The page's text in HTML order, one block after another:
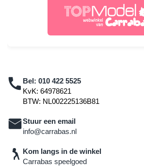
Bel: 010 422 5525
KvK: 64978621
BTW: NL002225136B81
Stuur een email
info@carrabas.nl
Kom langs in de winkel
Carrabas speelgoed